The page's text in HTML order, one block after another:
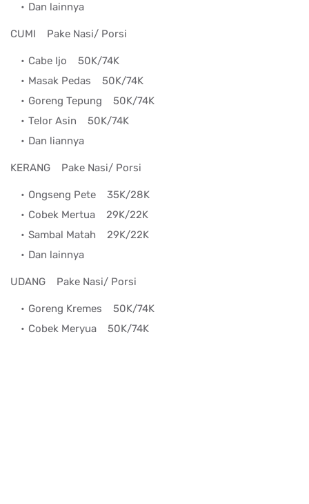
Dan lainnya
CUMI Pake Nasi/ Porsi
Cabe Ijo 50K/74K
Masak Pedas 50K/74K
Goreng Tepung 50K/74K
Telor Asin 50K/74K
Dan liannya
KERANG Pake Nasi/ Porsi
Ongseng Pete 35K/28K
Cobek Mertua 29K/22K
Sambal Matah 29K/22K
Dan lainnya
UDANG Pake Nasi/ Porsi
Goreng Kremes 50K/74K
Cobek Meryua 50K/74K